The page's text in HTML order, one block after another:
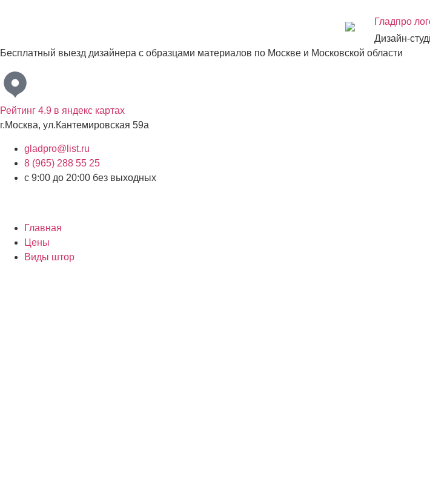
Дизайн-
Бесплатный выезд дизайнера с образцами материалов по Москве и Московской области
Рейтинг 4.9 в яндекс картах
г.Москва, ул.Кантемировская 59а
gladpro@list.ru
8 (965) 288 55 25
с 9:00 до 20:00 без выходных
Главная
Цены
Виды штор